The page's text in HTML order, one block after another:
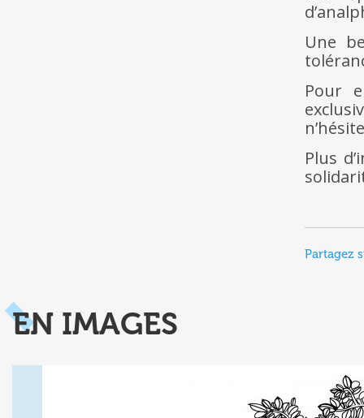
Une
Pour
Plus
Partagez
EN IMAGES